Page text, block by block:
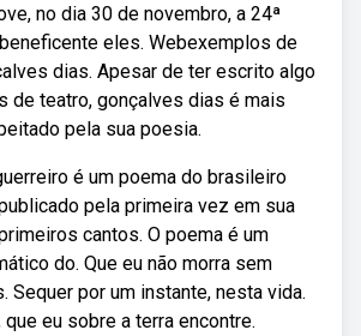
no dia 30 de novembro, a 24ª
eles. Webexemplos de
dias. Apesar de ter escrito algo
de teatro, gonçalves dias é mais
pela sua poesia.
é um poema do brasileiro
pela primeira vez em sua
cantos. O poema é um
do. Que eu não morra sem
Sequer por um instante, nesta vida.
que eu sobre a terra encontre.